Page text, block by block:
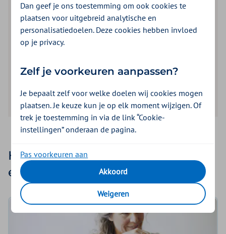
Ik ga verhuizen
Ik ben niet tevreden met mijn eigen
Handige tips bij het vinden van
een huisarts
Dan geef je ons toestemming om ook cookies te
plaatsen voor uitgebreid analytische en
personalisatiedoelen. Deze cookies hebben invloed
op je privacy.
Zelf je voorkeuren aanpassen?
Je bepaalt zelf voor welke doelen wij cookies mogen
plaatsen. Je keuze kun je op elk moment wijzigen. Of
trek je toestemming in via de link “Cookie-
instellingen” onderaan de pagina.
Pas voorkeuren aan
Akkoord
Weigeren